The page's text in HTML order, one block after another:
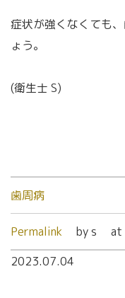
症状が強くなくても
ょう。
(衛生士 S)
歯周病
Permalink by s
at
2023.07.04